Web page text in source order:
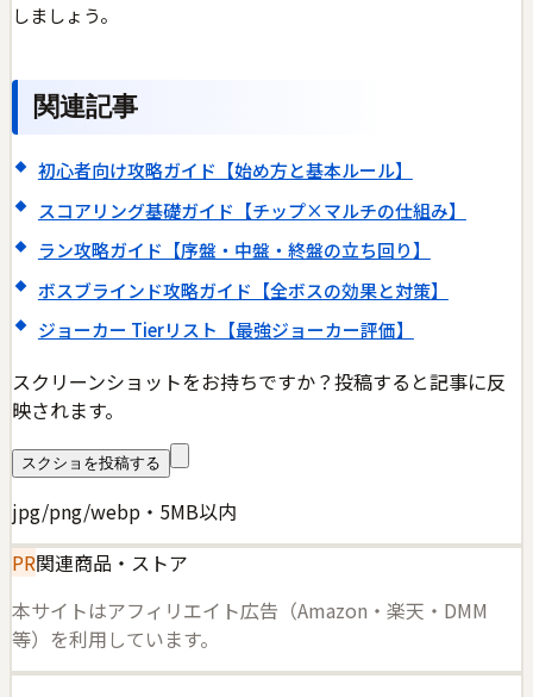
しましょう。
関連記事
初心者向け攻略ガイド【始め方と基本ルール】
スコアリング基礎ガイド【チップ×マルチの仕組み】
ラン攻略ガイド【序盤・中盤・終盤の立ち回り】
ボスブラインド攻略ガイド【全ボスの効果と対策】
ジョーカー Tierリスト【最強ジョーカー評価】
スクリーンショットをお持ちですか？投稿すると記事に反
映されます。
スクショを投稿する
jpg/png/webp・5MB以内
PR関連商品・ストア
本サイトはアフィリエイト広告（Amazon・楽天・DMM
等）を利用しています。